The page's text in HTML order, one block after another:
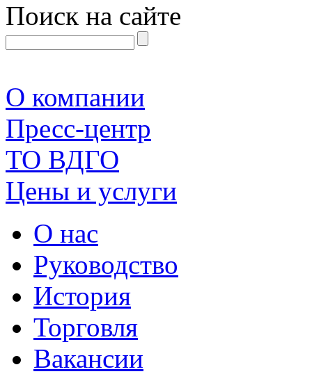
Поиск на сайте
О компании
Пресс-центр
TO ВДГО
Цены и услуги
О нас
Руководство
История
Торговля
Вакансии